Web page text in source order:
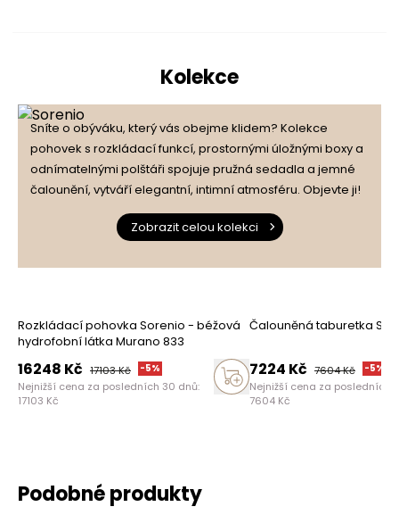
Kolekce
Sníte o obýváku, který vás obejme klidem? Kolekce
pohovek s rozkládací funkcí, prostornými úložnými boxy a
odnímatelnými polštáři spojuje pružná sedadla a jemné
čalounění, vytváří elegantní, intimní atmosféru. Objevte ji!
Zobrazit celou kolekci
Rozkládací pohovka Sorenio - béžová
hydrofobní látka Murano 833
16248 Kč 17103Kč -5%
Nejnižší cena za posledních 30 dnů:
17103 Kč
Čalouněná taburetka
7224 Kč 7604Kč -5%
Nejnižší cena za posledních
7604 Kč
Podobné produkty